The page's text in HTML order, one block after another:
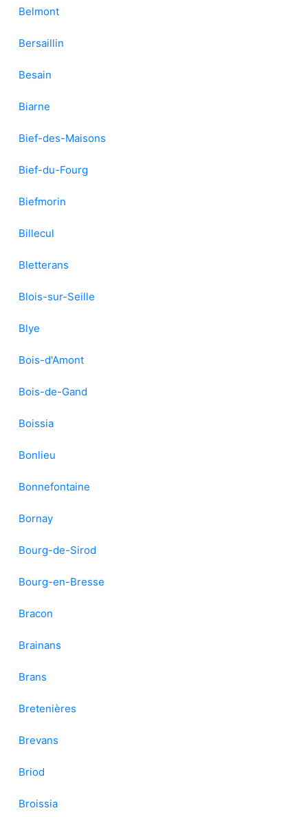
Belmont
Bersaillin
Besain
Biarne
Bief-des-Maisons
Bief-du-Fourg
Biefmorin
Billecul
Bletterans
Blois-sur-Seille
Blye
Bois-d'Amont
Bois-de-Gand
Boissia
Bonlieu
Bonnefontaine
Bornay
Bourg-de-Sirod
Bourg-en-Bresse
Bracon
Brainans
Brans
Bretenières
Brevans
Briod
Broissia